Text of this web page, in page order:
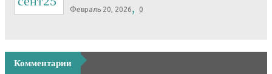
Февраль 20, 2026, 0
Комментарии